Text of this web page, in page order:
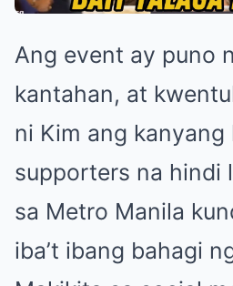
Ang event ay puno
kantahan, at
ni Kim ang kanyang
supporters na hindi
sa Metro Manila
iba’t ibang bahagi